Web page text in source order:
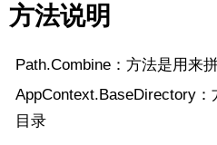
方法说明
Path.Combine：方法是用来
AppContext.BaseDirectory
目录